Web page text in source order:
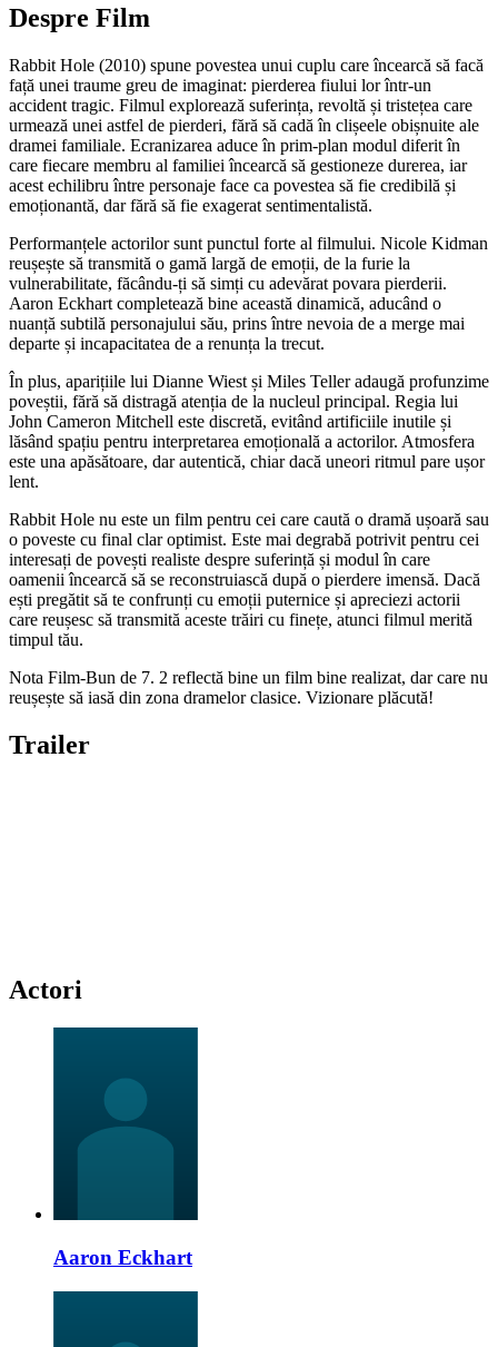
Despre Film
Rabbit Hole (2010) spune povestea unui cuplu care încearcă să facă
față unei traume greu de imaginat: pierderea fiului lor într-un
accident tragic. Filmul explorează suferința, revoltă și tristețea care
urmează unei astfel de pierderi, fără să cadă în clișeele obișnuite ale
dramei familiale. Ecranizarea aduce în prim-plan modul diferit în
care fiecare membru al familiei încearcă să gestioneze durerea, iar
acest echilibru între personaje face ca povestea să fie credibilă și
emoționantă, dar fără să fie exagerat sentimentalistă.
Performanțele actorilor sunt punctul forte al filmului. Nicole Kidman
reușește să transmită o gamă largă de emoții, de la furie la
vulnerabilitate, făcându-ți să simți cu adevărat povara pierderii.
Aaron Eckhart completează bine această dinamică, aducând o
nuanță subtilă personajului său, prins între nevoia de a merge mai
departe și incapacitatea de a renunța la trecut.
În plus, aparițiile lui Dianne Wiest și Miles Teller adaugă profunzime
poveștii, fără să distragă atenția de la nucleul principal. Regia lui
John Cameron Mitchell este discretă, evitând artificiile inutile și
lăsând spațiu pentru interpretarea emoțională a actorilor. Atmosfera
este una apăsătoare, dar autentică, chiar dacă uneori ritmul pare ușor
lent.
Rabbit Hole nu este un film pentru cei care caută o dramă ușoară sau
o poveste cu final clar optimist. Este mai degrabă potrivit pentru cei
interesați de povești realiste despre suferință și modul în care
oamenii încearcă să se reconstruiască după o pierdere imensă. Dacă
ești pregătit să te confrunți cu emoții puternice și apreciezi actorii
care reușesc să transmită aceste trăiri cu finețe, atunci filmul merită
timpul tău.
Nota Film-Bun de 7. 2 reflectă bine un film bine realizat, dar care nu
reușește să iasă din zona dramelor clasice. Vizionare plăcută!
Trailer
Actori
Aaron Eckhart